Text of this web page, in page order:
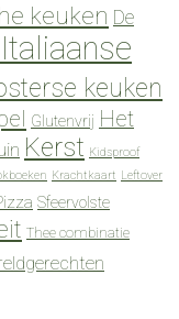
keuken De
keuken
Glutenvrij Het
Kerst Kidsproof
Krachtkaart Leftover
Sfeervolste
Thee combinatie